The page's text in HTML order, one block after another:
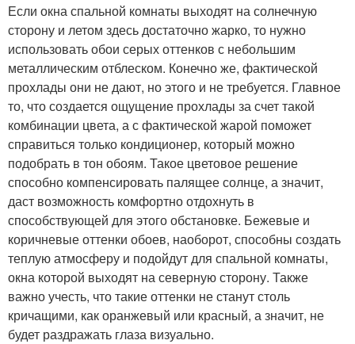
Если окна спальной комнаты выходят на солнечную
сторону и летом здесь достаточно жарко, то нужно
использовать обои серых оттенков с небольшим
металлическим отблеском. Конечно же, фактической
прохлады они не дают, но этого и не требуется. Главное
то, что создается ощущение прохлады за счет такой
комбинации цвета, а с фактической жарой поможет
справиться только кондиционер, который можно
подобрать в тон обоям. Такое цветовое решение
способно компенсировать палящее солнце, а значит,
даст возможность комфортно отдохнуть в
способствующей для этого обстановке. Бежевые и
коричневые оттенки обоев, наоборот, способны создать
теплую атмосферу и подойдут для спальной комнаты,
окна которой выходят на северную сторону. Также
важно учесть, что такие оттенки не станут столь
кричащими, как оранжевый или красный, а значит, не
будет раздражать глаза визуально.